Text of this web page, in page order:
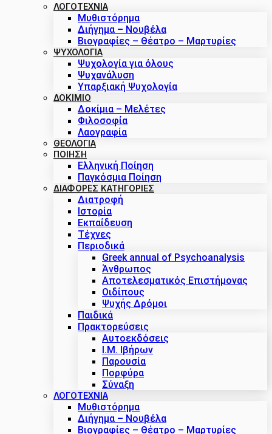
ΛΟΓΟΤΕΧΝΙΑ
Μυθιστόρημα
Διήγημα – Νουβέλα
Βιογραφίες – Θέατρο – Μαρτυρίες
ΨΥΧΟΛΟΓΙΑ
Ψυχολογία για όλους
Ψυχανάλυση
Υπαρξιακή Ψυχολογία
ΔΟΚΊΜΙΟ
Δοκίμια – Μελέτες
Φιλοσοφία
Λαογραφία
ΘΕΟΛΟΓΙΑ
ΠΟΙΗΣΗ
Ελληνική Ποίηση
Παγκόσμια Ποίηση
ΔΙΑΦΟΡΕΣ ΚΑΤΗΓΟΡΙΕΣ
Διατροφή
Ιστορία
Εκπαίδευση
Τέχνες
Περιοδικά
Greek annual of Psychoanalysis
Άνθρωπος
Αποτελεσματικός Επιστήμονας
Οιδίπους
Ψυχής Δρόμοι
Παιδικά
Πρακτoρεύσεις
Αυτοεκδόσεις
Ι.Μ. Ιβήρων
Παρουσία
Πορφύρα
Σύναξη
ΛΟΓΟΤΕΧΝΙΑ
Μυθιστόρημα
Διήγημα – Νουβέλα
Βιογραφίες – Θέατρο – Μαρτυρίες